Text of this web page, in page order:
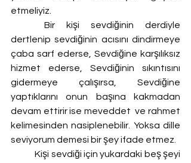
etmeliyiz.
dertlenip sevdiğinin acısını dindirmeye
çaba sarf ederse, Sevdiğine karşılıksız
hizmet ederse, Sevdiğinin sıkıntısını
gidermeye çalışırsa, Sevdiğine
yaptıklarını onun başına kakmadan
devam ettirir ise meveddet  ve rahmet
kelimesinden nasiplenebilir. Yoksa dille
seviyorum demesi bir şey ifade etmez.
	Kişi sevdiği için yukardaki beş şeyi